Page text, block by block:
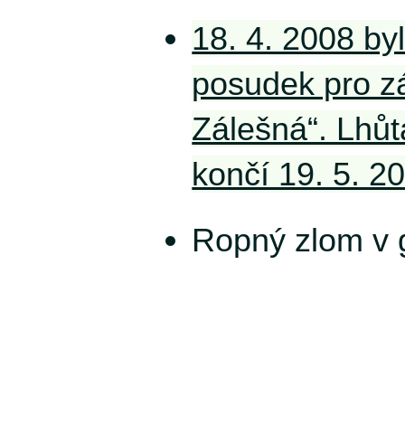
18. 4. 2008
posudek pro
Zálešná“.
končí 19. 5.
Ropný zlom